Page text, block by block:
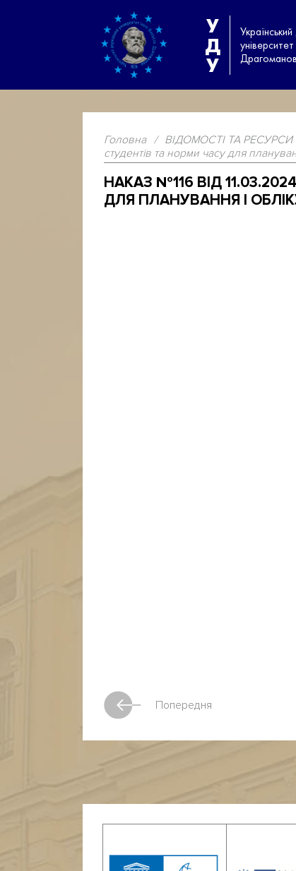
У
Д
У
Головна / ВІДОМОСТІ ТА РЕСУРСИ
студентів та норми часу для
НАКАЗ №116 ВІД
ДЛЯ ПЛАНУВАННЯ І
Попередня